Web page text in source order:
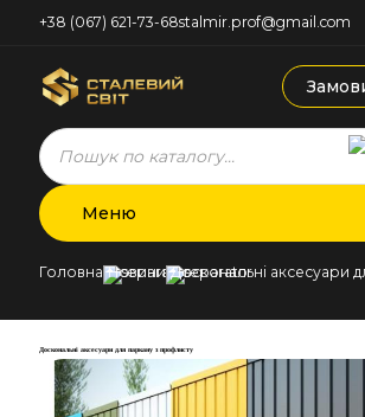
+38 (067) 621-73-68stalmir.prof@gmail.com
Products
search
Меню
Головна Новини Доскональні аксесуари
Доскональні аксесуари для паркану з профлисту